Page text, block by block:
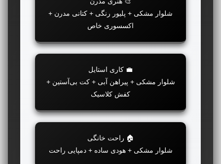
شلوار مشکی + پلیور رنگی + کتانی مدرن +
اکسسوری خاص
💼 کاری استایل
شلوار مشکی + پیراهن آبی + کت بی‌آستین +
کفش کلاسیک
🏠 راحت خانگی
شلوار مشکی + هودی ساده + دمپایی راحت